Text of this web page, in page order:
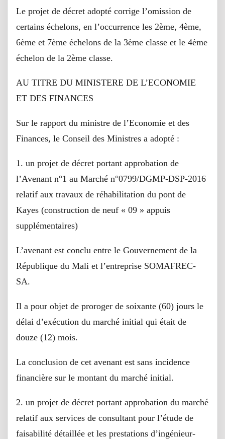
Le projet de décret adopté corrige l’omission de
certains échelons, en l’occurrence les 2ème, 4ème,
6ème et 7ème échelons de la 3ème classe et le 4ème
échelon de la 2ème classe.
AU TITRE DU MINISTERE DE L’ECONOMIE
ET DES FINANCES
Sur le rapport du ministre de l’Economie et des
Finances, le Conseil des Ministres a adopté :
1. un projet de décret portant approbation de
l’Avenant n°1 au Marché n°0799/DGMP-DSP-2016
relatif aux travaux de réhabilitation du pont de
Kayes (construction de neuf « 09 » appuis
supplémentaires)
L’avenant est conclu entre le Gouvernement de la
République du Mali et l’entreprise SOMAFREC-
SA.
Il a pour objet de proroger de soixante (60) jours le
délai d’exécution du marché initial qui était de
douze (12) mois.
La conclusion de cet avenant est sans incidence
financière sur le montant du marché initial.
2. un projet de décret portant approbation du marché
relatif aux services de consultant pour l’étude de
faisabilité détaillée et les prestations d’ingénieur-